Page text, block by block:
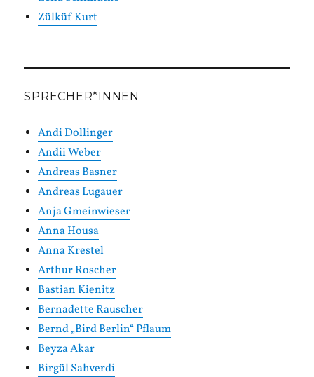
Zülküf Kurt
SPRECHER*INNEN
Andi Dollinger
Andii Weber
Andreas Basner
Andreas Lugauer
Anja Gmeinwieser
Anna Housa
Anna Krestel
Arthur Roscher
Bastian Kienitz
Bernadette Rauscher
Bernd „Bird Berlin“ Pflaum
Beyza Akar
Birgül Sahverdi